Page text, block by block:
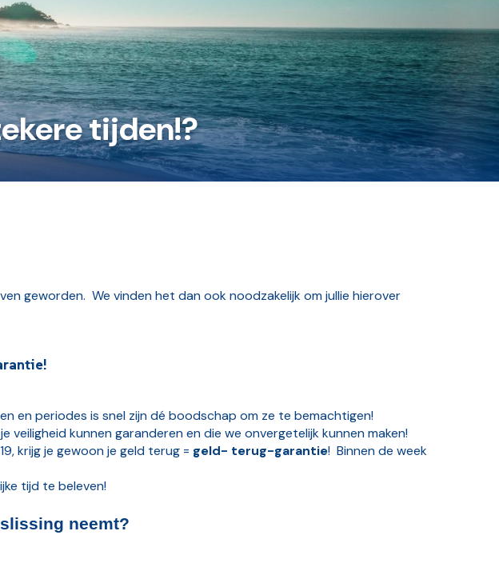
tijden!?
geworden. We vinden het dan ook noodzakelijk om jullie hierover
en periodes is snel zijn dé boodschap om ze te bemachtigen!
veiligheid kunnen garanderen en die we onvergetelijk kunnen maken!
krijg je gewoon je geld terug = geld- terug-garantie! Binnen de week
tijd te beleven!
neemt?